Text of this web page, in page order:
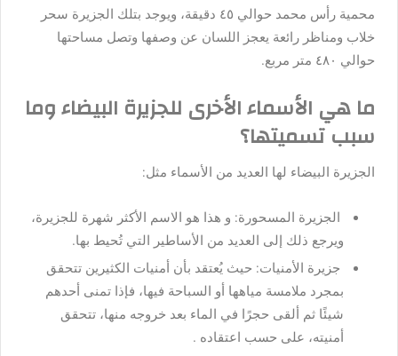
محمية رأس محمد حوالي ٤٥ دقيقة، ويوجد بتلك الجزيرة سحر
خلاب ومناظر رائعة يعجز اللسان عن وصفها وتصل مساحتها
حوالي ٤٨٠ متر مربع.
ما هي الأسماء الأخرى للجزيرة البيضاء وما
سبب تسميتها؟
الجزيرة البيضاء لها العديد من الأسماء مثل:
الجزيرة المسحورة: و هذا هو الاسم الأكثر شهرة للجزيرة،
ويرجع ذلك إلى العديد من الأساطير التي تُحيط بها.
جزيرة الأمنيات: حيث يُعتقد بأن أمنيات الكثيرين تتحقق
بمجرد ملامسة مياهها أو السباحة فيها، فإذا تمنى أحدهم
شيئًا ثم ألقى حجرًا في الماء بعد خروجه منها، تتحقق
أمنيته، على حسب اعتقاده .